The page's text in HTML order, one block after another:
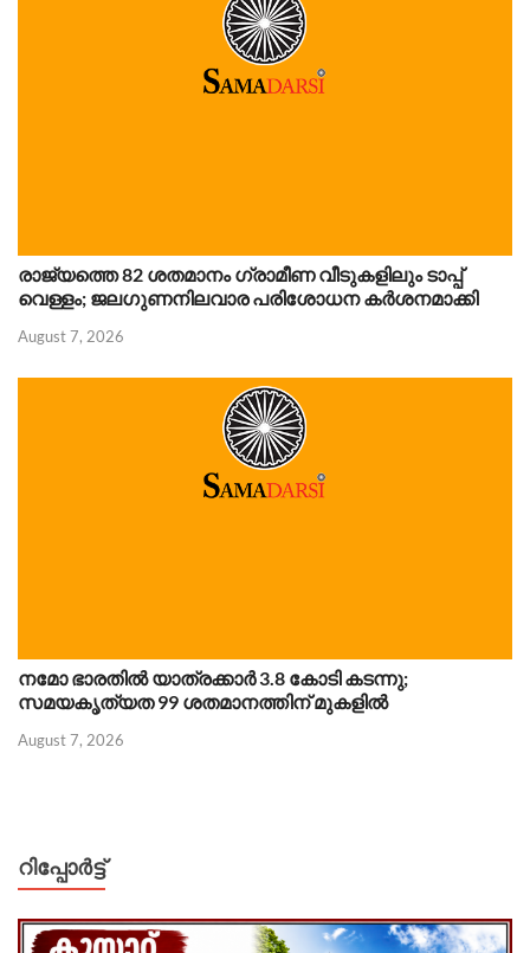
രാജ്യത്തെ 82 ശതമാനം ഗ്രാമീണ വീടുകളിലും ടാപ്പ്
വെള്ളം; ജലഗുണനിലവാര പരിശോധന കർശനമാക്കി
August 7, 2026
നമോ ഭാരതിൽ യാത്രക്കാർ 3.8 കോടി കടന്നു;
സമയകൃത്യത 99 ശതമാനത്തിന് മുകളിൽ
August 7, 2026
റിപ്പോര്‍ട്ട്